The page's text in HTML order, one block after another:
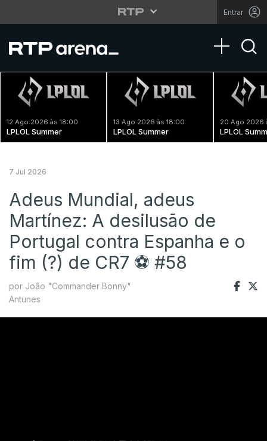
Entrar
Toggle
12 Ago 2026 às 18:00
LPLOL Summer
13 Ago 2026 às 18:00
LPLOL Summer
20 Ago 2026
LPLOL
7 Jul 2026
Adeus Mundial, adeus
Martínez: A desilusão de
Portugal contra Espanha e o
fim (?) de CR7 ⚽️ #58
por João "Commander Bonny"
Antunes